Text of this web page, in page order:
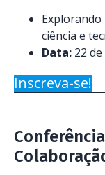
ciência e
Data: 22
Inscreva-se!